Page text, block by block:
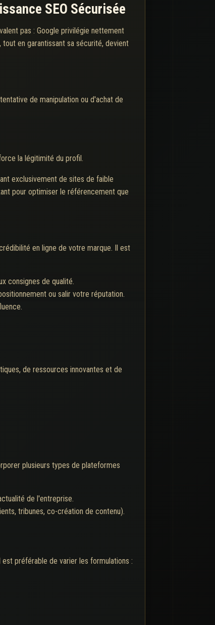
SEO Sécurisée
pas : Google privilégie nettement
en garantissant sa sécurité, devient
de manipulation ou d'achat de
la légitimité du profil.
exclusivement de sites de faible
pour optimiser le référencement que
en ligne de votre marque. Il est
consignes de qualité.
ou salir votre réputation.
de ressources innovantes et de
plusieurs types de plateformes
de l'entreprise.
tribunes, co-création de contenu).
préférable de varier les formulations :